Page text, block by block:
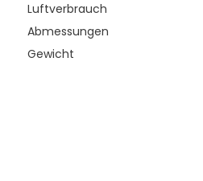
Luftverbrauch
Abmessungen
Gewicht